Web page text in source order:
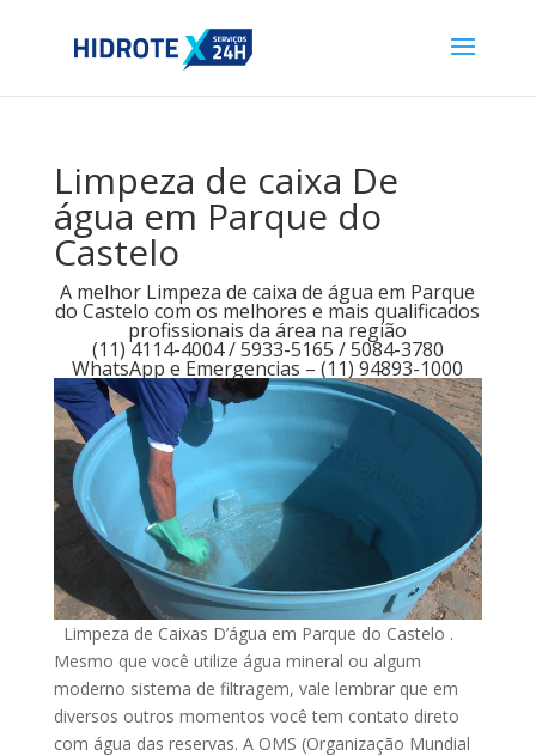
Limpeza de caixa De
água em Parque do
Castelo
A melhor Limpeza de caixa de água em Parque
do Castelo com os melhores e mais qualificados
profissionais da área na região
(11) 4114-4004 / 5933-5165 / 5084-3780
WhatsApp e Emergencias – (11) 94893-1000
Limpeza de Caixas D’água em Parque do Castelo .
Mesmo que você utilize água mineral ou algum
moderno sistema de filtragem, vale lembrar que em
diversos outros momentos você tem contato direto
com água das reservas. A OMS (Organização Mundial